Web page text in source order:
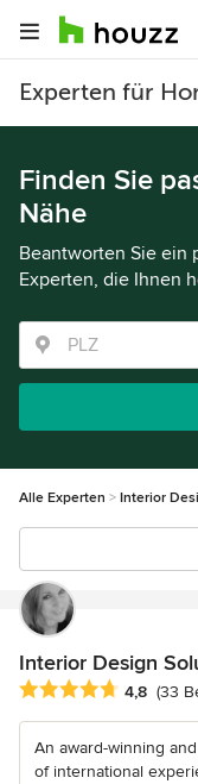
Experten für
Finden Sie
Nähe
Beantworten Sie ein
Experten, die Ihnen
Alle Experten Interior
Interior Design
Durchschnittliche
4,8 (33
An award-winning
of international